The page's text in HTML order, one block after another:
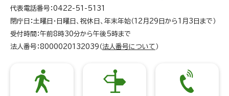
代表電話番号：0422-51-5131
閉庁日：土曜日・日曜日、祝休日、年末年始（12月29日から1月3日まで）
受付時間：午前8時30分から午後5時まで
法人番号：8000020132039（ 法人番号について ）